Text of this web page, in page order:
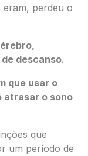
perdeu o
descanso.
que usar o
atrasar o sono
que
um período de